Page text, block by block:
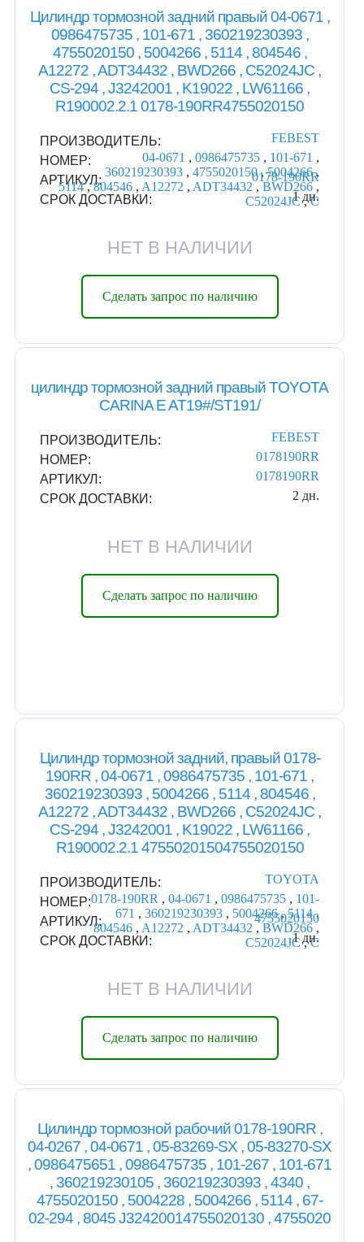
Цилиндр тормозной задний правый 04-0671 ,
0986475735 , 101-671 , 360219230393 ,
4755020150 , 5004266 , 5114 , 804546 ,
A12272 , ADT34432 , BWD266 , C52024JC ,
CS-294 , J3242001 , K19022 , LW61166 ,
R190002.2.1 0178-190RR4755020150
ПРОИЗВОДИТЕЛЬ:
FEBEST
НОМЕР:
04-0671 ,0986475735 , 101-671 ,
360219230393 ,4755020150,5004266,
5114,804546 , A12272 , ADT34432 ,BWD266 ,
C52024JC,C
АРТИКУЛ:
0178-190RR
СРОК ДОСТАВКИ:
1 дн.
НЕТ В НАЛИЧИИ
Сделать запрос по наличию
цилиндр тормозной задний правый TOYOTA
CARINA E AT19#/ST191/
ПРОИЗВОДИТЕЛЬ:
FEBEST
НОМЕР:
0178190RR
АРТИКУЛ:
0178190RR
СРОК ДОСТАВКИ:
2 дн.
НЕТ В НАЛИЧИИ
Сделать запрос по наличию
Цилиндр тормозной задний, правый 0178-
190RR , 04-0671 , 0986475735 , 101-671 ,
360219230393 , 5004266 , 5114 , 804546 ,
A12272 , ADT34432 , BWD266 , C52024JC ,
CS-294 , J3242001 , K19022 , LW61166 ,
R190002.2.1 47550201504755020150
ПРОИЗВОДИТЕЛЬ:
TOYOTA
НОМЕР:0178-190RR ,04-0671 ,0986475735 , 101-
671 ,360219230393 , 5004266,5114,
804546 , A12272 , ADT34432 ,BWD266 ,
C52024JC,C
АРТИКУЛ:
4755020150
СРОК ДОСТАВКИ:
1 дн.
НЕТ В НАЛИЧИИ
Сделать запрос по наличию
Цилиндр тормозной рабочий 0178-190RR ,
04-0267 , 04-0671 , 05-83269-SX , 05-83270-SX
, 0986475651 , 0986475735 , 101-267 , 101-671
, 360219230105 , 360219230393 , 4340 ,
4755020150 , 5004228 , 5004266 , 5114 , 67-
02-294 , 8045 J32420014755020130 , 4755020